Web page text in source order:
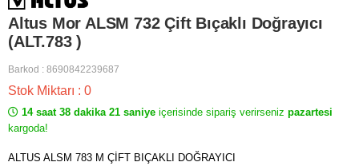
Altus Mor ALSM 732 Çift Bıçaklı Doğrayıcı
(ALT.783 )
Barkod : 8690842239687
Stok Miktarı : 0
14 saat 38 dakika 21 saniye içerisinde sipariş verirseniz pazartesi
kargoda!
ALTUS ALSM 783 M ÇİFT BIÇAKLI DOĞRAYICI